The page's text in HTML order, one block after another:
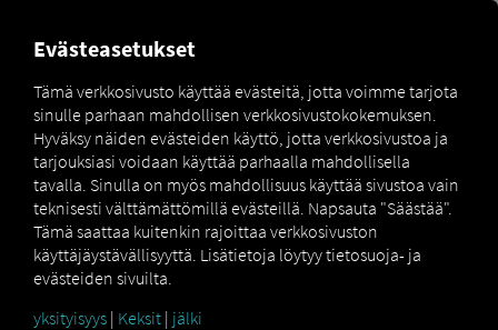
Marketplace
MAN
DigitalServices
MAN
Now
MAN TipMatic
Offroad
Evästeasetukset
Tämä verkkosivusto käyttää evästeitä, jotta voimme tarjota
sinulle parhaan mahdollisen verkkosivustokokemuksen.
Hyväksy näiden evästeiden käyttö, jotta verkkosivustoa ja
tarjouksiasi voidaan käyttää parhaalla mahdollisella
tavalla. Sinulla on myös mahdollisuus käyttää sivustoa vain
teknisesti välttämättömillä evästeillä. Napsauta "Säästää".
Tämä saattaa kuitenkin rajoittaa verkkosivuston
käyttäjäystävällisyyttä. Lisätietoja löytyy tietosuoja- ja
evästeiden sivuilta.
yksityisyys | Keksit | jälki